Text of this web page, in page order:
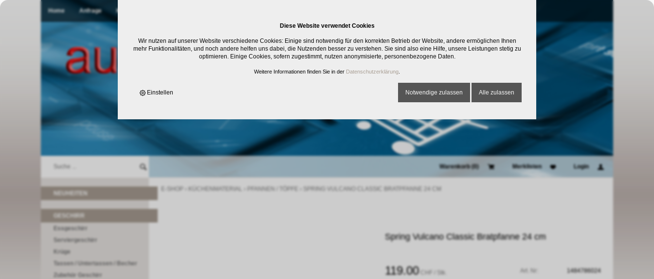
Home Anfrage Kontakt
Warenkorb (0 Merklisten Login
Essgeschirr
Serviergeschirr
Krüge
Tassen / Untertassen / Becher
Zubehör Geschirr
PFANNEN / TÖPFE SPRING VULCANO CLASSIC BRATPFANNE 24 CM
Spring Vulcano Classic Bratpfanne 24 cm
119.00 / Stk. 1484786024
Diese Website verwendet Cookies
Wir nutzen auf unserer Website verschiedene Cookies: Einige sind notwendig für den korrekten Betrieb der Website, andere ermöglichen Ihnen
mehr Funktionalitäten, und noch andere helfen uns dabei, die Nutzenden besser zu verstehen. Sie sind also eine Hilfe, unsere Leistungen stetig zu
optimieren. Einige Cookies, sofern zugestimmt, nutzen anonymisierte, personenbezogene Daten.
Weitere Informationen finden Sie in der Datenschutzerklärung
Einstellen Notwendige zulassen Alle zulassen